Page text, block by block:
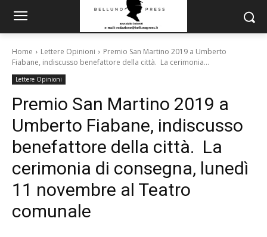
Home Lettere Opinioni
Premio San Martino 2019 a Umberto
Fiabane, indiscusso benefattore della città. La cerimonia...
Lettere Opinioni
Premio San Martino 2019 a
Umberto Fiabane, indiscusso
benefattore della città. La
cerimonia di consegna, lunedì
11 novembre al Teatro
comunale